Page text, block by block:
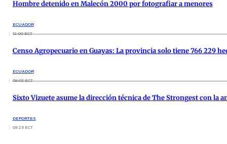
Hombre detenido en Malecón 2000 por fotografiar a menores
ECUADOR
12:00 ECT
Censo Agropecuario en Guayas: La provincia solo tiene 766 229
ECUADOR
09:03 ECT
Sixto Vizuete asume la dirección técnica de The Strongest con la
DEPORTES
09:25 ECT